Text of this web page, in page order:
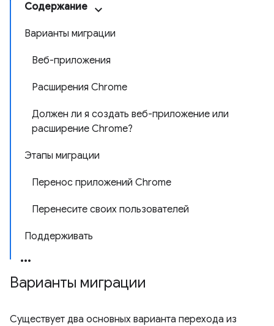
Содержание
Варианты миграции
Веб-приложения
Расширения Chrome
Должен ли я создать веб-приложение или
расширение Chrome?
Этапы миграции
Перенос приложений Chrome
Перенесите своих пользователей
Поддерживать
Варианты миграции
Существует два основных варианта перехода из